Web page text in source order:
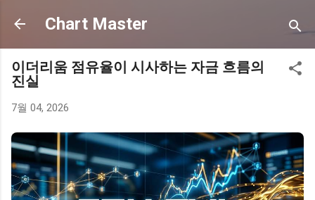
기본 콘텐츠로 건너뛰기
Chart Master
이더리움 점유율이 시사하는 자금 흐름의
진실
7월 04, 2026